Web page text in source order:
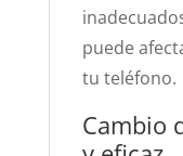
puede
tu teléfono.
Cambio